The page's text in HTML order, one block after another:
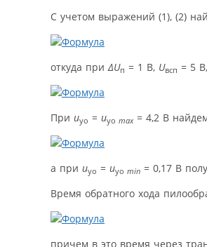
С учетом выражений (1), (2)
откуда при∆Uп = 1 В, Uвсп = 5 В,
При uуо = uуо max= 4,2 В
а при uуо = uуо min = 0,17 В
Время обратного хода
причем в это время через